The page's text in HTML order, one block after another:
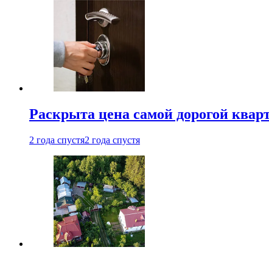
Раскрыта цена самой дорогой
2 года спустя2 года спустя